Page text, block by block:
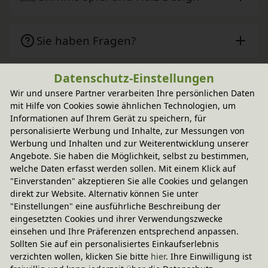
Sie haben Fragen?
Wird oft zusammen gekauft
-20% Code
bionik Kerzenhalter Kerzeneinsatz 6er
Set
In verschiedenen Varianten 9,95 €
Datenschutz-Einstellungen
Wir und unsere Partner verarbeiten Ihre persönlichen Daten
mit Hilfe von Cookies sowie ähnlichen Technologien, um
Informationen auf Ihrem Gerät zu speichern, für
personalisierte Werbung und Inhalte, zur Messungen von
Werbung und Inhalten und zur Weiterentwicklung unserer
Angebote. Sie haben die Möglichkeit, selbst zu bestimmen,
welche Daten erfasst werden sollen. Mit einem Klick auf
"Einverstanden" akzeptieren Sie alle Cookies und gelangen
direkt zur Website. Alternativ können Sie unter
"Einstellungen" eine ausführliche Beschreibung der
eingesetzten Cookies und ihrer Verwendungszwecke
einsehen und Ihre Präferenzen entsprechend anpassen.
Sollten Sie auf ein personalisiertes Einkaufserlebnis
verzichten wollen, klicken Sie bitte hier. Ihre Einwilligung ist